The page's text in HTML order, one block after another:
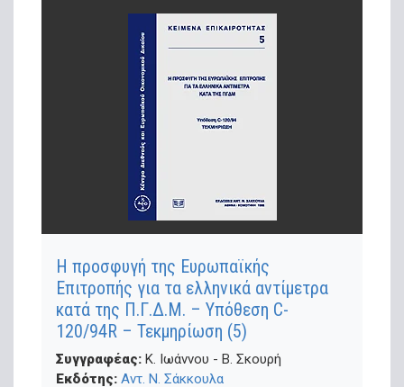
Η προσφυγή της Ευρωπαϊκής
Επιτροπής για τα ελληνικά αντίμετρα
κατά της Π.Γ.Δ.Μ. – Υπόθεση C-
120/94R – Τεκμηρίωση (5)
Συγγραφέας: Κ. Ιωάννου - Β. Σκουρή
Εκδότης: Αντ. Ν. Σάκκουλα